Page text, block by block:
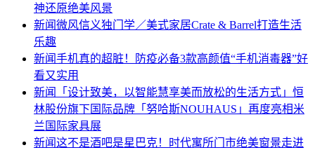
神还原绝美风景
新闻微风信义独门学／美式家居Crate & Barrel打造生活
乐趣
新闻手机真的超脏！防疫必备3款高颜值“手机消毒器”好
看又实用
新闻
「设计致美，以智能慧享美而放松的生活方式」恒
林股份旗下国际品牌「努哈斯NOUHAUS」再度亮相米
兰国际家具展
新闻这不是酒吧是星巴克！时代寓所门市绝美窗景走进